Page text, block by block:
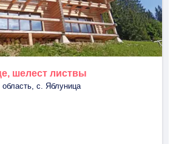
шелест листвы
с. Яблуница